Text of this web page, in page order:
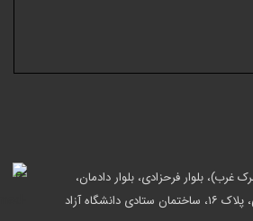
بلوار فرحزادی، بلوار دادمان،
خیابان درختی، کوچه ثقفی، پلاک ۱۶، ساختمان ستادی دانشگاه آزاد